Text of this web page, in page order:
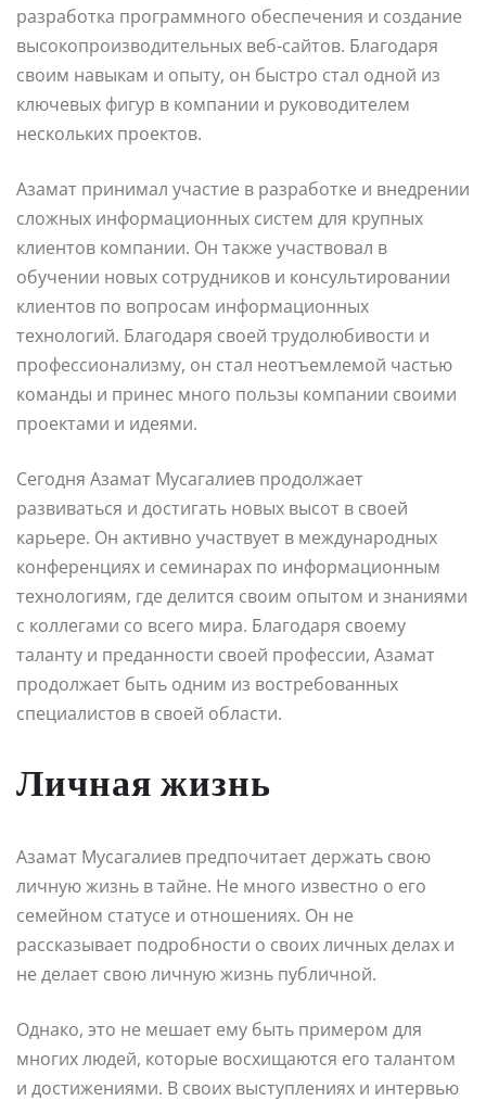
разработка программного обеспечения и создание
высокопроизводительных веб-сайтов. Благодаря
своим навыкам и опыту, он быстро стал одной из
ключевых фигур в компании и руководителем
нескольких проектов.
Азамат принимал участие в разработке и внедрении
сложных информационных систем для крупных
клиентов компании. Он также участвовал в
обучении новых сотрудников и консультировании
клиентов по вопросам информационных
технологий. Благодаря своей трудолюбивости и
профессионализму, он стал неотъемлемой частью
команды и принес много пользы компании своими
проектами и идеями.
Сегодня Азамат Мусагалиев продолжает
развиваться и достигать новых высот в своей
карьере. Он активно участвует в международных
конференциях и семинарах по информационным
технологиям, где делится своим опытом и знаниями
с коллегами со всего мира. Благодаря своему
таланту и преданности своей профессии, Азамат
продолжает быть одним из востребованных
специалистов в своей области.
Личная жизнь
Азамат Мусагалиев предпочитает держать свою
личную жизнь в тайне. Не много известно о его
семейном статусе и отношениях. Он не
рассказывает подробности о своих личных делах и
не делает свою личную жизнь публичной.
Однако, это не мешает ему быть примером для
многих людей, которые восхищаются его талантом
и достижениями. В своих выступлениях и интервью